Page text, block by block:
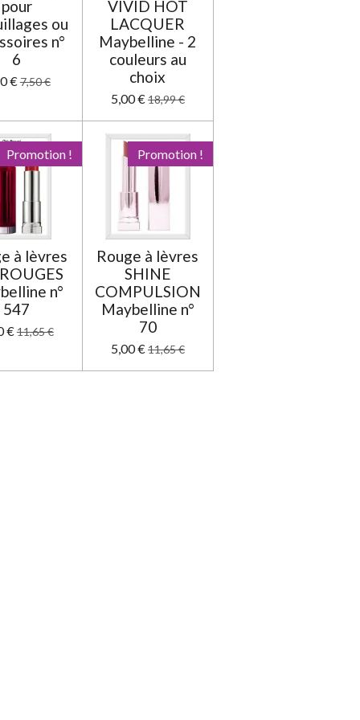
pour
ou
n°
6
€7,50 €
VIVID HOT
LACQUER
Maybelline - 2
couleurs au
choix
5,00 €18,99 €
Promotion !
à lèvres
n°
547
€11,65 €
Promotion !
Rouge à lèvres
SHINE
COMPULSION
Maybelline n°
70
5,00 €11,65 €